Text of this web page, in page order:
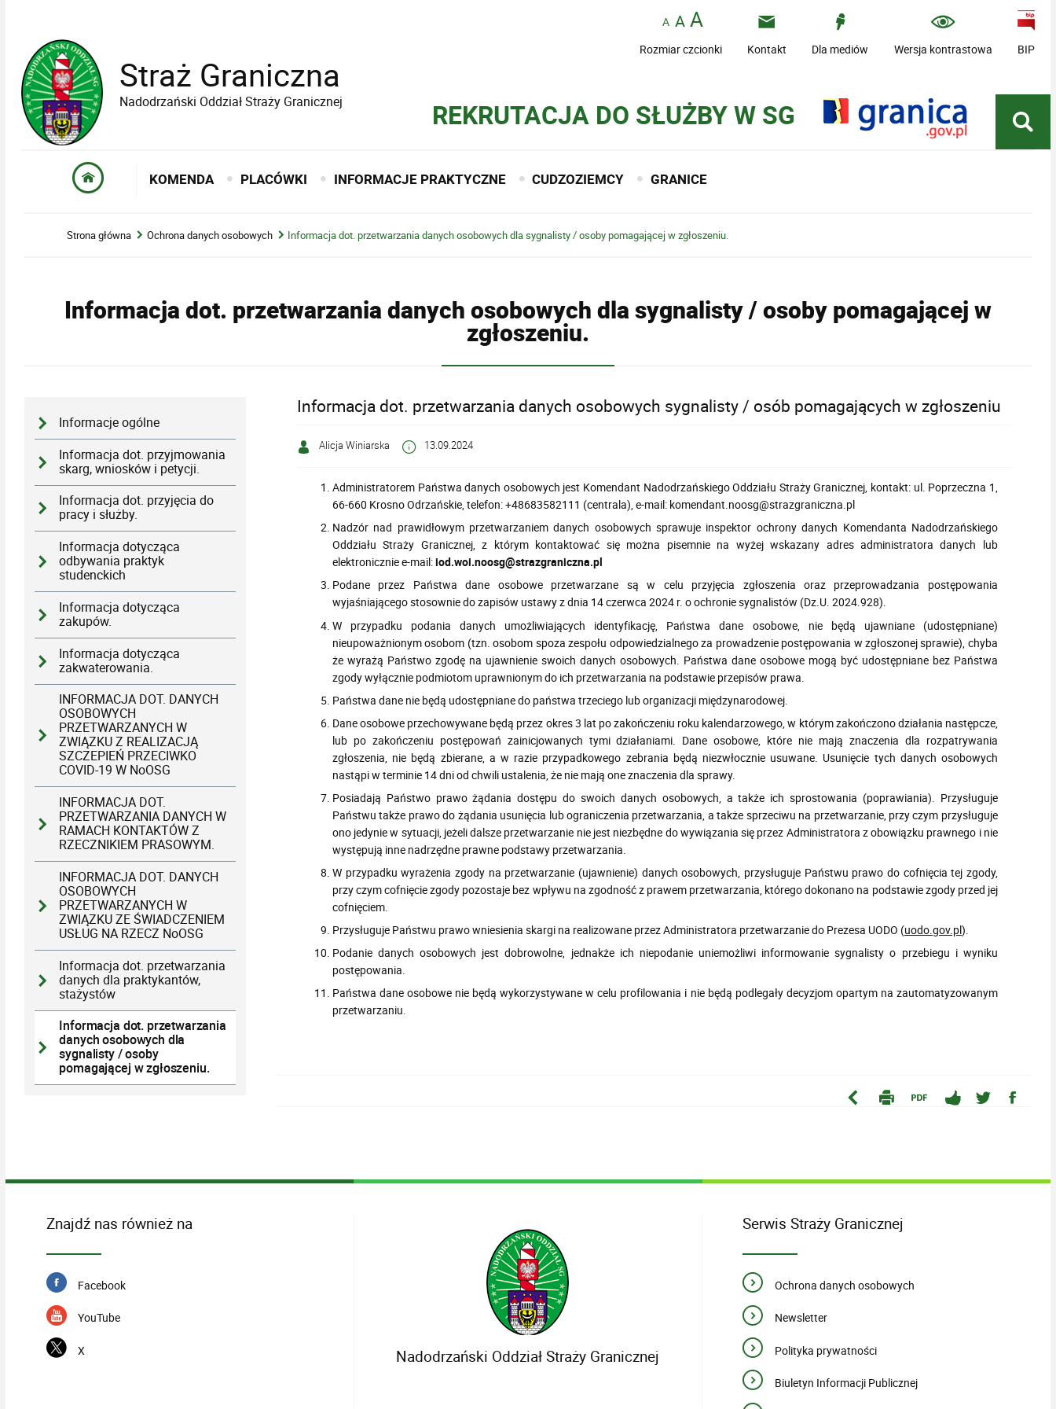
Straż Graniczna
Nadodrzański Oddział Straży Granicznej
Rozmiar czcionki Kontakt Dla mediów Wersja kontrastowa BIP
REKRUTACJA DO SŁUŻBY W SG
KOMENDA PLACÓWKI INFORMACJE PRAKTYCZNE CUDZOZIEMCY GRANICE
Strona główna Ochrona danych osobowych Informacja dot. przetwarzania danych osobowych dla sygnalisty / osoby pomagającej w zgłoszeniu.
Informacja dot. przetwarzania danych osobowych dla sygnalisty / osoby pomagającej w
zgłoszeniu.
Informacje ogólne
Informacja dot. przyjmowania
skarg, wniosków i petycji.
Informacja dot. przyjęcia do
pracy i służby.
Informacja dotycząca
odbywania praktyk
studenckich
Informacja dotycząca
zakupów.
Informacja dotycząca
zakwaterowania.
INFORMACJA DOT. DANYCH
OSOBOWYCH
PRZETWARZANYCH W
ZWIĄZKU Z REALIZACJĄ
SZCZEPIEŃ PRZECIWKO
COVID-19 W NoOSG
INFORMACJA DOT.
PRZETWARZANIA DANYCH W
RAMACH KONTAKTÓW Z
RZECZNIKIEM PRASOWYM.
INFORMACJA DOT. DANYCH
OSOBOWYCH
PRZETWARZANYCH W
ZWIĄZKU ZE ŚWIADCZENIEM
USŁUG NA RZECZ NoOSG
Informacja dot. przetwarzania
danych dla praktykantów,
stażystów
Informacja dot. przetwarzania
danych osobowych dla
sygnalisty / osoby
pomagającej w zgłoszeniu.
Informacja dot. przetwarzania danych osobowych sygnalisty / osób pomagających w zgłoszeniu
Alicja Winiarska 13.09.2024
Administratorem Państwa danych osobowych jest Komendant Nadodrzańskiego Oddziału Straży Granicznej, kontakt: ul. Poprzeczna 1,
66-660 Krosno Odrzańskie, telefon: +48683582111 (centrala),e-mail: komendant.noosg@strazgraniczna.pl
Nadzór nad prawidłowym przetwarzaniem danych osobowych sprawuje inspektor ochrony danych Komendanta Nadodrzańskiego
Oddziału Straży Granicznej, z którym kontaktować się można pisemnie na wyżej wskazany adres administratora danych lub
elektronicznie e-mail:iod.woi.noosg@strazgraniczna.pl
Podane przez Państwa dane osobowe przetwarzane są w celu przyjęcia zgłoszenia oraz przeprowadzania postępowania
wyjaśniającego stosownie do zapisów ustawy z dnia 14 czerwca 2024 r. o ochronie sygnalistów (Dz.U. 2024.928).
W przypadku podania danych umożliwiających identyfikację, Państwa dane osobowe, nie będą ujawniane (udostępniane)
nieupoważnionym osobom (tzn. osobom spoza zespołu odpowiedzialnego za prowadzenie postępowania w zgłoszonej sprawie), chyba
że wyrażą Państwo zgodę na ujawnienie swoich danych osobowych. Państwa dane osobowe mogą być udostępniane bez Państwa
zgody wyłącznie podmiotom uprawnionym do ich przetwarzania na podstawie przepisów prawa.
Państwa dane nie będą udostępniane do państwa trzeciego lub organizacji międzynarodowej.
Dane osobowe przechowywane będą przez okres 3 lat po zakończeniu roku kalendarzowego, w którym zakończono działania następcze,
lub po zakończeniu postępowań zainicjowanych tymi działaniami. Dane osobowe, które nie mają znaczenia dla rozpatrywania
zgłoszenia, nie będą zbierane, a w razie przypadkowego zebrania będą niezwłocznie usuwane. Usunięcie tych danych osobowych
nastąpi w terminie 14 dni od chwili ustalenia, że nie mają one znaczenia dla sprawy.
Posiadają Państwo prawo żądania dostępu do swoich danych osobowych, a także ich sprostowania (poprawiania). Przysługuje
Państwu także prawo do żądania usunięcia lub ograniczenia przetwarzania, a także sprzeciwu na przetwarzanie, przy czym przysługuje
ono jedynie w sytuacji, jeżeli dalsze przetwarzanie nie jest niezbędne do wywiązania się przez Administratora z obowiązku prawnego i nie
występują inne nadrzędne prawne podstawy przetwarzania.
W przypadku wyrażenia zgody na przetwarzanie (ujawnienie) danych osobowych, przysługuje Państwu prawo do cofnięcia tej zgody,
przy czym cofnięcie zgody pozostaje bez wpływu na zgodność z prawem przetwarzania, którego dokonano na podstawie zgody przed jej
cofnięciem.
Przysługuje Państwu prawo wniesienia skargi na realizowane przez Administratora przetwarzanie do Prezesa UODO (uodo.gov.pl).
Podanie danych osobowych jest dobrowolne, jednakże ich niepodanie uniemożliwi informowanie sygnalisty o przebiegu i wyniku
postępowania.
Państwa dane osobowe nie będą wykorzystywane w celu profilowania i nie będą podlegały decyzjom opartym na zautomatyzowanym
przetwarzaniu.
Znajdź nas również na
Facebook
YouTube
X Nadodrzański Oddział Straży Granicznej
Serwis Straży Granicznej
Ochrona danych osobowych
Newsletter
Polityka prywatności
Biuletyn Informacji Publicznej